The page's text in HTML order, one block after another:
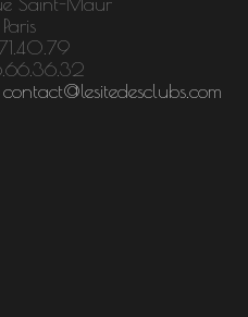
contact@lesitedesclubs.com